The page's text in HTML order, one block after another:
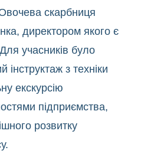
скарбниця
директором якого є
учасників було
інструктаж з техніки
екскурсію
підприємства,
розвитку